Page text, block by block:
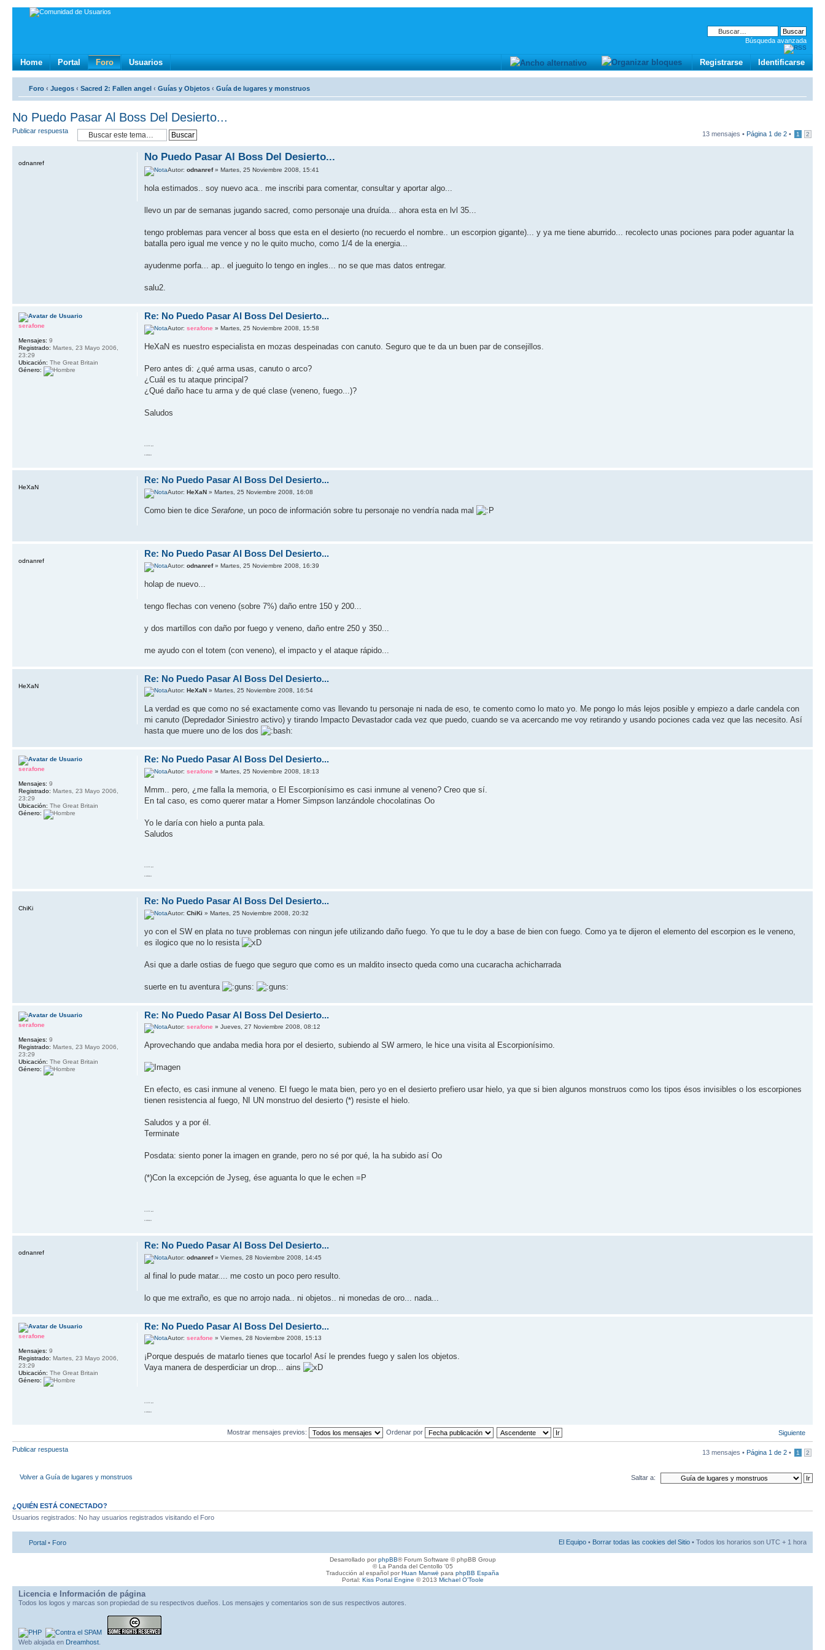
Búsqueda avanzada
Home Portal Foro Usuarios Identificarse
Registrarse
Foro ‹ Juegos ‹ Sacred 2: Fallen angel ‹ Guías y Objetos ‹ Guía de lugares y monstruos
No Puedo Pasar Al Boss Del Desierto...
Publicar respuesta 13 mensajes • Página 1 de 2 • 1 2
No Puedo Pasar Al Boss Del Desierto...
Autor:odnanref» Martes, 25 Noviembre 2008, 15:41
hola estimados.. soy nuevo aca.. me inscribi para comentar, consultar y aportar algo...
llevo un par de semanas jugando sacred, como personaje una druída... ahora esta en lvl 35...
tengo problemas para vencer al boss que esta en el desierto (no recuerdo el nombre.. un escorpion gigante)... y ya me tiene aburrido... recolecto unas pociones para poder aguantar la
batalla pero igual me vence y no le quito mucho, como 1/4 de la energia...
ayudenme porfa... ap.. el jueguito lo tengo en ingles... no se que mas datos entregar.
salu2.
odnanref
Re: No Puedo Pasar Al Boss Del Desierto...
Autor:serafone » Martes, 25 Noviembre 2008, 15:58
HeXaN es nuestro especialista en mozas despeinadas con canuto. Seguro que te da un buen par de consejillos.
Pero antes di: ¿qué arma usas, canuto o arco?
¿Cuál es tu ataque principal?
¿Qué daño hace tu arma y de qué clase (veneno, fuego...)?
Saludos
serafone
Mensajes: 9
Registrado: Martes, 23 Mayo 2006,
23:29
Ubicación: The Great Britain
Género:
Re: No Puedo Pasar Al Boss Del Desierto...
Autor:HeXaN » Martes, 25 Noviembre 2008, 16:08
Como bien te diceSerafone , un poco de información sobre tu personaje no vendría nada mal
HeXaN
Re: No Puedo Pasar Al Boss Del Desierto...
Autor:odnanref» Martes, 25 Noviembre 2008, 16:39
holap de nuevo...
tengo flechas con veneno (sobre 7%) daño entre 150 y 200...
y dos martillos con daño por fuego y veneno, daño entre 250 y 350...
me ayudo con el totem (con veneno), el impacto y el ataque rápido...
odnanref
Re: No Puedo Pasar Al Boss Del Desierto...
Autor:HeXaN » Martes, 25 Noviembre 2008, 16:54
La verdad es que como no sé exactamente como vas llevando tu personaje ni nada de eso, te comento como lo mato yo. Me pongo lo más lejos posible y empiezo a darle candela con
mi canuto (Depredador Siniestro activo) y tirando Impacto Devastador cada vez que puedo, cuando se va acercando me voy retirando y usando pociones cada vez que las necesito. Así
hasta que muere uno de los dos
HeXaN
Re: No Puedo Pasar Al Boss Del Desierto...
Autor:serafone » Martes, 25 Noviembre 2008, 18:13
Mmm.. pero, ¿me falla la memoria, o El Escorpionísimo es casi inmune al veneno? Creo que sí.
En tal caso, es como querer matar a Homer Simpson lanzándole chocolatinas Oo
Yo le daría con hielo a punta pala.
Saludos
serafone
Mensajes: 9
Registrado: Martes, 23 Mayo 2006,
23:29
Ubicación: The Great Britain
Género:
Re: No Puedo Pasar Al Boss Del Desierto...
Autor:ChiKi » Martes, 25 Noviembre 2008, 20:32
yo con el SW en plata no tuve problemas con ningun jefe utilizando daño fuego. Yo que tu le doy a base de bien con fuego. Como ya te dijeron el elemento del escorpion es le veneno,
es ilogico que no lo resista
Asi que a darle ostias de fuego que seguro que como es un maldito insecto queda como una cucaracha achicharrada
suerte en tu aventura
ChiKi
Re: No Puedo Pasar Al Boss Del Desierto...
Autor:serafone » Jueves, 27 Noviembre 2008, 08:12
Aprovechando que andaba media hora por el desierto, subiendo al SW armero, le hice una visita al Escorpionísimo.
En efecto, es casi inmune al veneno. El fuego le mata bien, pero yo en el desierto prefiero usar hielo, ya que si bien algunos monstruos como los tipos ésos invisibles o los escorpiones
tienen resistencia al fuego, NI UN monstruo del desierto (*) resiste el hielo.
Saludos y a por él.
Terminate
Posdata: siento poner la imagen en grande, pero no sé por qué, la ha subido así Oo
(*)Con la excepción de Jyseg, ése aguanta lo que le echen =P
serafone
Mensajes: 9
Registrado: Martes, 23 Mayo 2006,
23:29
Ubicación: The Great Britain
Género:
Re: No Puedo Pasar Al Boss Del Desierto...
Autor:odnanref» Viernes, 28 Noviembre 2008, 14:45
al final lo pude matar.... me costo un poco pero resulto.
lo que me extraño, es que no arrojo nada.. ni objetos.. ni monedas de oro... nada...
odnanref
Re: No Puedo Pasar Al Boss Del Desierto...
Autor:serafone » Viernes, 28 Noviembre 2008, 15:13
¡Porque después de matarlo tienes que tocarlo! Así le prendes fuego y salen los objetos.
Vaya manera de desperdiciar un drop... ains
serafone
Mensajes: 9
Registrado: Martes, 23 Mayo 2006,
23:29
Ubicación: The Great Britain
Género:
Siguiente
Mostrar mensajes previos: Ordenar por
Publicar respuesta 13 mensajes • Página 1 de 2 • 1 2
Volver a Guía de lugares y monstruos Saltar a:
¿QUIÉN ESTÁ CONECTADO?
Usuarios registrados: No hay usuarios registrados visitando el Foro
Portal • Foro El Equipo • Borrar todas las cookies del Sitio • Todos los horarios son UTC + 1 hora
Desarrollado porphpBB® Forum Software © phpBB Group
© La Panda del Centollo '05
Traducción al español porHuan Manwë para phpBB España
Portal: Kiss Portal Engine © 2013 Michael O'Toole
Licencia e Información de página
Todos los logos y marcas son propiedad de su respectivos dueños. Los mensajes y comentarios son de sus respectivos autores.
Web alojada en Dreamhost